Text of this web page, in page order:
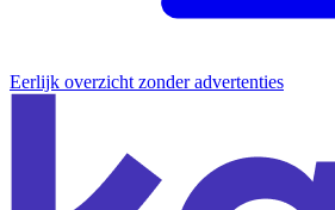
Eerlijk overzicht zonder advertenties